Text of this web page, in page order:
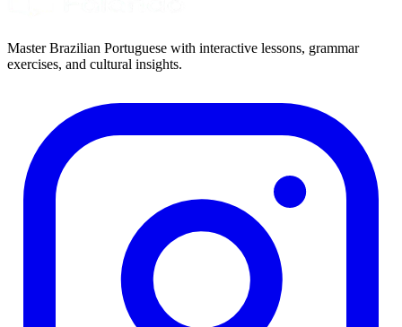
Master Brazilian Portuguese with interactive lessons, grammar
exercises, and cultural insights.